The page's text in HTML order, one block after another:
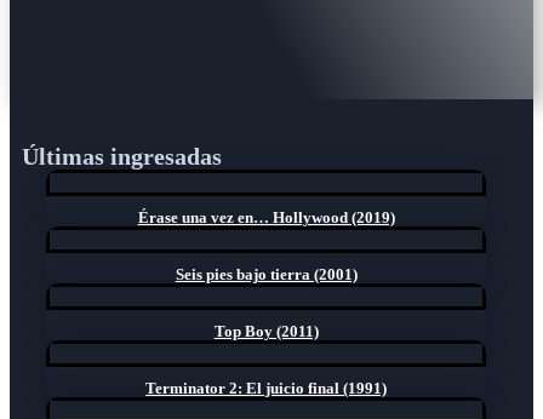
Últimas ingresadas
Érase una vez en… Hollywood (2019)
Seis pies bajo tierra (2001)
Top Boy (2011)
Terminator 2: El juicio final (1991)